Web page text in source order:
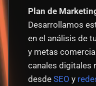
Plan de
Desarrollamos
en el análisis de
y metas
canales digitales
desde SEO y